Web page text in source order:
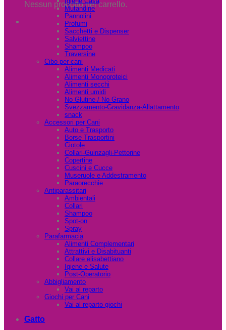
Nessun prodotto nel carrello.
Mutandine
Pannolini
Profumi
Sacchetti e Dispenser
Salviettine
Shampoo
Traversine
Cibo per cani
Alimenti Medicati
Alimenti Monoproteici
Alimenti secchi
Alimenti umidi
No Glutine / No Grano
Svezzamento-Gravidanza-Allattamento
snack
Accessori per Cani
Auto e Trasporto
Borse Trasportini
Ciotole
Collari-Guinzagli-Pettorine
Copertine
Cuscini e Cucce
Museruole e Addestramento
Paraorecchie
Antiparassitari
Ambientali
Collari
Shampoo
Spot-on
Spray
Parafarmacia
Alimenti Complementari
Attrattivi e Disabituanti
Collare elisabettiano
Igiene e Salute
Post-Operatorio
Abbigliamento
Vai al reparto
Giochi per Cani
Vai al reparto giochi
Gatto